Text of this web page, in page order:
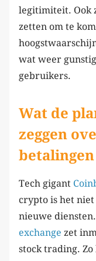
legitimiteit. Ook
zetten om te
wat weer
gebruikers.
Wat de
zeggen
betalingen
Tech gigant
crypto is het
nieuwe
exchange zet
stock trading. Zo